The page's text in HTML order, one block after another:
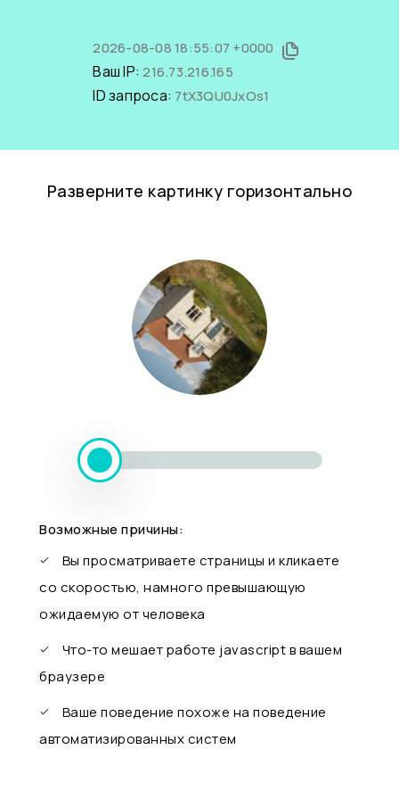
2026-08-08 18:55:07 +0000
Ваш IP:216.73.216.165
ID запроса: 7tX3QU0JxOs1
Разверните картинку горизонтально
Возможные причины:
Вы просматриваете страницы и кликаете
со скоростью, намного превышающую
ожидаемую от человека
Что-то мешает работе javascript в вашем
браузере
Ваше поведение похоже на поведение
автоматизированных систем